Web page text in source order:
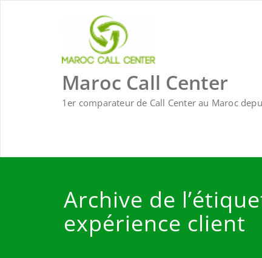
Maroc Call Center
1er comparateur de Call Center au Maroc
Archive de
expérience client